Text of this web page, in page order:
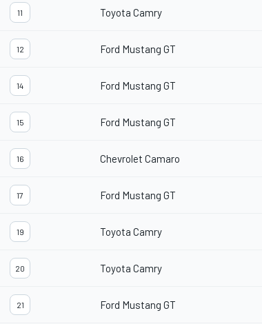
11 Toyota Camry
12 Ford Mustang GT
14 Ford Mustang GT
15 Ford Mustang GT
16 Chevrolet Camaro
17 Ford Mustang GT
19 Toyota Camry
20 Toyota Camry
21 Ford Mustang GT